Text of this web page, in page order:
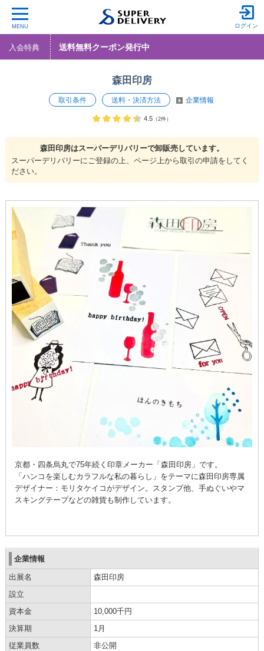
MENU ログイン
入会特典 送料無料クーポン発行中
森田印房
取引条件 送料・決済方法 企業情報
4.5（2件）
森田印房はスーパーデリバリーで卸販売しています。
スーパーデリバリーにご登録の上、ページ上から取引の申請をしてく
ださい。
京都・四条烏丸で75年続く印章メーカー「森田印房」です。
「ハンコを楽しむカラフルな私の暮らし」をテーマに森田印房専属
デザイナー：モリタケイコがデザイン。スタンプ他、手ぬぐいやマ
スキングテープなどの雑貨も制作しています。
企業情報
出展名
森田印房
設立
資本金
10,000千円
決算期
1月
従業員数
非公開